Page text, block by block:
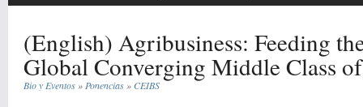
(English) Agribusiness: Feeding
Global Converging Middle Class
Bio y Eventos » Ponencias » CEIBS